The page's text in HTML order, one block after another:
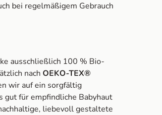
bei regelmäßigem Gebrauch
ausschließlich 100 % Bio-
nach OEKO-TEX®
wir auf ein sorgfältig
gut für empfindliche Babyhaut
liebevoll gestaltete